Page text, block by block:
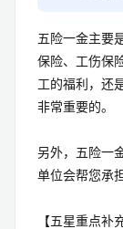
五险一金主要
保险、工伤保
工的福利，还
非常重要的。
另外，五险一
单位会帮您承
【五星重点补